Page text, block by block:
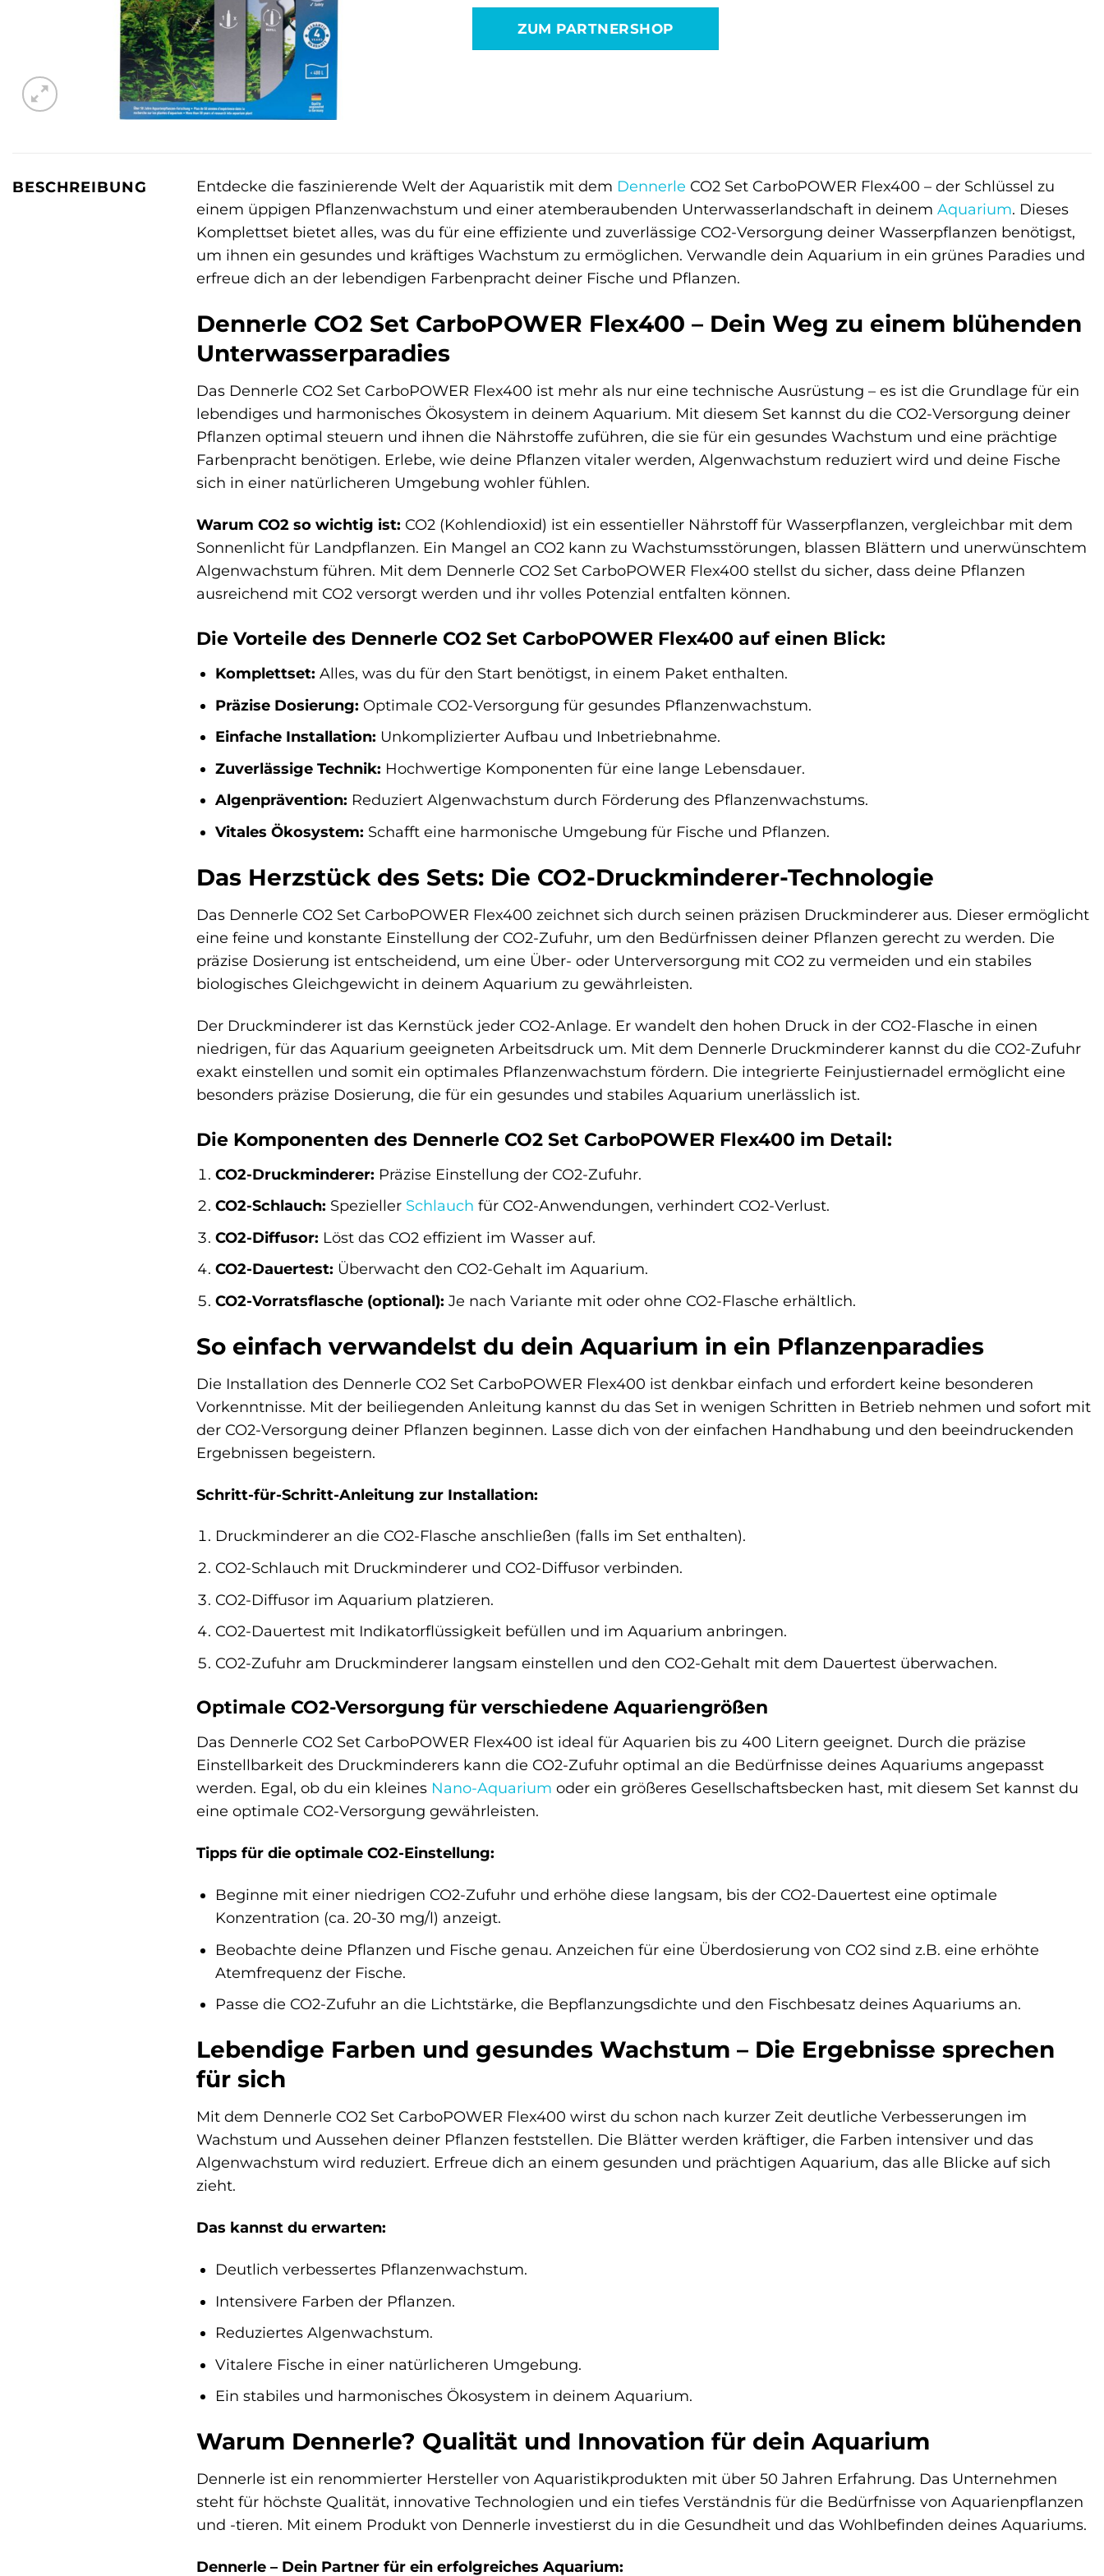
war:
149,99 €
ist:
109,99 €.
ZUM PARTNERSHOP
BESCHREIBUNG Entdecke die faszinierende Welt der Aquaristik mit dem Dennerle CO2 Set CarboPOWER Flex400 – der Schlüssel zu
einem üppigen Pflanzenwachstum und einer atemberaubenden Unterwasserlandschaft in deinem Aquarium. Dieses
Komplettset bietet alles, was du für eine effiziente und zuverlässige CO2-Versorgung deiner Wasserpflanzen benötigst,
um ihnen ein gesundes und kräftiges Wachstum zu ermöglichen. Verwandle dein Aquarium in ein grünes Paradies und
erfreue dich an der lebendigen Farbenpracht deiner Fische und Pflanzen.
Dennerle CO2 Set CarboPOWER Flex400 – Dein Weg zu einem blühenden
Unterwasserparadies
Das Dennerle CO2 Set CarboPOWER Flex400 ist mehr als nur eine technische Ausrüstung – es ist die Grundlage für ein
lebendiges und harmonisches Ökosystem in deinem Aquarium. Mit diesem Set kannst du die CO2-Versorgung deiner
Pflanzen optimal steuern und ihnen die Nährstoffe zuführen, die sie für ein gesundes Wachstum und eine prächtige
Farbenpracht benötigen. Erlebe, wie deine Pflanzen vitaler werden, Algenwachstum reduziert wird und deine Fische
sich in einer natürlicheren Umgebung wohler fühlen.
Warum CO2 so wichtig ist: CO2 (Kohlendioxid) ist ein essentieller Nährstoff für Wasserpflanzen, vergleichbar mit dem
Sonnenlicht für Landpflanzen. Ein Mangel an CO2 kann zu Wachstumsstörungen, blassen Blättern und unerwünschtem
Algenwachstum führen. Mit dem Dennerle CO2 Set CarboPOWER Flex400 stellst du sicher, dass deine Pflanzen
ausreichend mit CO2 versorgt werden und ihr volles Potenzial entfalten können.
Die Vorteile des Dennerle CO2 Set CarboPOWER Flex400 auf einen Blick:
Komplettset: Alles, was du für den Start benötigst, in einem Paket enthalten.
Präzise Dosierung: Optimale CO2-Versorgung für gesundes Pflanzenwachstum.
Einfache Installation: Unkomplizierter Aufbau und Inbetriebnahme.
Zuverlässige Technik: Hochwertige Komponenten für eine lange Lebensdauer.
Algenprävention: Reduziert Algenwachstum durch Förderung des Pflanzenwachstums.
Vitales Ökosystem: Schafft eine harmonische Umgebung für Fische und Pflanzen.
Das Herzstück des Sets: Die CO2-Druckminderer-Technologie
Das Dennerle CO2 Set CarboPOWER Flex400 zeichnet sich durch seinen präzisen Druckminderer aus. Dieser ermöglicht
eine feine und konstante Einstellung der CO2-Zufuhr, um den Bedürfnissen deiner Pflanzen gerecht zu werden. Die
präzise Dosierung ist entscheidend, um eine Über- oder Unterversorgung mit CO2 zu vermeiden und ein stabiles
biologisches Gleichgewicht in deinem Aquarium zu gewährleisten.
Der Druckminderer ist das Kernstück jeder CO2-Anlage. Er wandelt den hohen Druck in der CO2-Flasche in einen
niedrigen, für das Aquarium geeigneten Arbeitsdruck um. Mit dem Dennerle Druckminderer kannst du die CO2-Zufuhr
exakt einstellen und somit ein optimales Pflanzenwachstum fördern. Die integrierte Feinjustiernadel ermöglicht eine
besonders präzise Dosierung, die für ein gesundes und stabiles Aquarium unerlässlich ist.
Die Komponenten des Dennerle CO2 Set CarboPOWER Flex400 im Detail:
CO2-Druckminderer: Präzise Einstellung der CO2-Zufuhr.
CO2-Schlauch: Spezieller Schlauch für CO2-Anwendungen, verhindert CO2-Verlust.
CO2-Diffusor: Löst das CO2 effizient im Wasser auf.
CO2-Dauertest: Überwacht den CO2-Gehalt im Aquarium.
CO2-Vorratsflasche (optional): Je nach Variante mit oder ohne CO2-Flasche erhältlich.
So einfach verwandelst du dein Aquarium in ein Pflanzenparadies
Die Installation des Dennerle CO2 Set CarboPOWER Flex400 ist denkbar einfach und erfordert keine besonderen
Vorkenntnisse. Mit der beiliegenden Anleitung kannst du das Set in wenigen Schritten in Betrieb nehmen und sofort mit
der CO2-Versorgung deiner Pflanzen beginnen. Lasse dich von der einfachen Handhabung und den beeindruckenden
Ergebnissen begeistern.
Schritt-für-Schritt-Anleitung zur Installation:
Druckminderer an die CO2-Flasche anschließen (falls im Set enthalten).
CO2-Schlauch mit Druckminderer und CO2-Diffusor verbinden.
CO2-Diffusor im Aquarium platzieren.
CO2-Dauertest mit Indikatorflüssigkeit befüllen und im Aquarium anbringen.
CO2-Zufuhr am Druckminderer langsam einstellen und den CO2-Gehalt mit dem Dauertest überwachen.
Optimale CO2-Versorgung für verschiedene Aquariengrößen
Das Dennerle CO2 Set CarboPOWER Flex400 ist ideal für Aquarien bis zu 400 Litern geeignet. Durch die präzise
Einstellbarkeit des Druckminderers kann die CO2-Zufuhr optimal an die Bedürfnisse deines Aquariums angepasst
werden. Egal, ob du ein kleines Nano-Aquarium oder ein größeres Gesellschaftsbecken hast, mit diesem Set kannst du
eine optimale CO2-Versorgung gewährleisten.
Tipps für die optimale CO2-Einstellung:
Beginne mit einer niedrigen CO2-Zufuhr und erhöhe diese langsam, bis der CO2-Dauertest eine optimale
Konzentration (ca. 20-30 mg/l) anzeigt.
Beobachte deine Pflanzen und Fische genau. Anzeichen für eine Überdosierung von CO2 sind z.B. eine erhöhte
Atemfrequenz der Fische.
Passe die CO2-Zufuhr an die Lichtstärke, die Bepflanzungsdichte und den Fischbesatz deines Aquariums an.
Lebendige Farben und gesundes Wachstum – Die Ergebnisse sprechen
für sich
Mit dem Dennerle CO2 Set CarboPOWER Flex400 wirst du schon nach kurzer Zeit deutliche Verbesserungen im
Wachstum und Aussehen deiner Pflanzen feststellen. Die Blätter werden kräftiger, die Farben intensiver und das
Algenwachstum wird reduziert. Erfreue dich an einem gesunden und prächtigen Aquarium, das alle Blicke auf sich
zieht.
Das kannst du erwarten:
Deutlich verbessertes Pflanzenwachstum.
Intensivere Farben der Pflanzen.
Reduziertes Algenwachstum.
Vitalere Fische in einer natürlicheren Umgebung.
Ein stabiles und harmonisches Ökosystem in deinem Aquarium.
Warum Dennerle? Qualität und Innovation für dein Aquarium
Dennerle ist ein renommierter Hersteller von Aquaristikprodukten mit über 50 Jahren Erfahrung. Das Unternehmen
steht für höchste Qualität, innovative Technologien und ein tiefes Verständnis für die Bedürfnisse von Aquarienpflanzen
und -tieren. Mit einem Produkt von Dennerle investierst du in die Gesundheit und das Wohlbefinden deines Aquariums.
Dennerle – Dein Partner für ein erfolgreiches Aquarium: